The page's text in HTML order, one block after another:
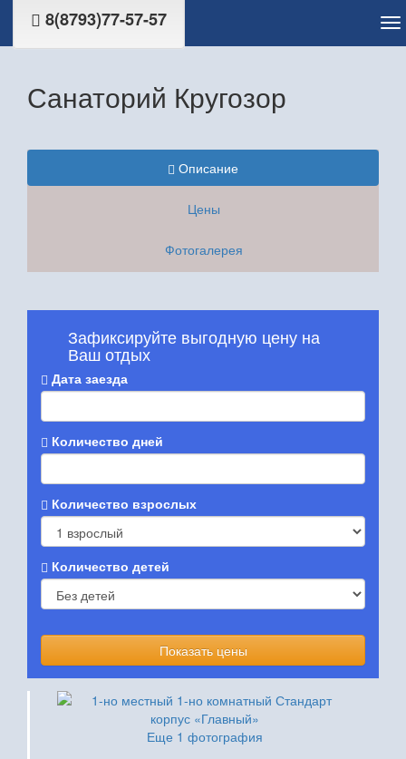
8(8793)77-57-57
Санаторий Кругозор
Описание
Цены
Фотогалерея
Зафиксируйте выгодную цену на
Ваш отдых
Дата заезда
Количество дней
Количество взрослых
Количество детей
Показать цены
Еще 1 фотография